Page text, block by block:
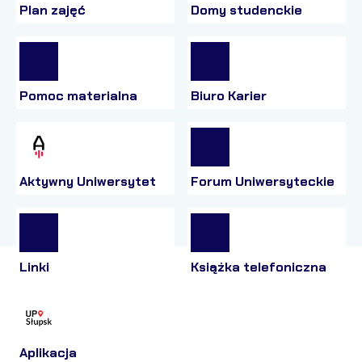
Plan zajęć Domy studenckie
Pomoc materialna Biuro Karier
Aktywny Uniwersytet Forum Uniwersyteckie
Linki Książka telefoniczna
Aplikacja